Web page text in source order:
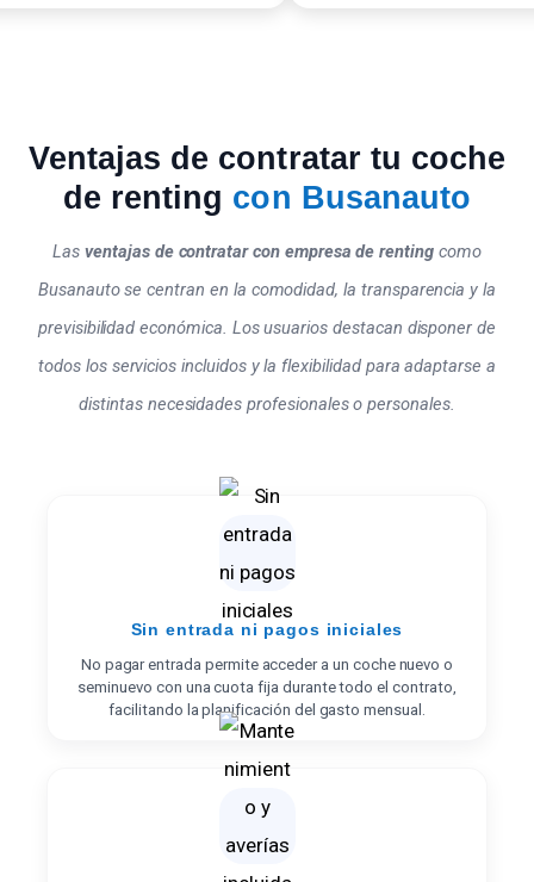
Ventajas de contratar tu coche
de renting con Busanauto
Lasventajas de contratar con empresa de rentingcomo
Busanauto se centran en la comodidad, la transparencia y la
previsibilidad económica. Los usuarios destacan disponer de
todos los servicios incluidos y la flexibilidad para adaptarse a
distintas necesidades profesionales o personales.
Sin entrada ni pagos iniciales
No pagar entrada permite acceder a un coche nuevo o
seminuevo con una cuota fija durante todo el contrato,
facilitando la planificación del gasto mensual.